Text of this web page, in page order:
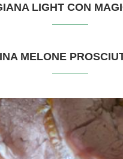
LIGHT CON
MELONE